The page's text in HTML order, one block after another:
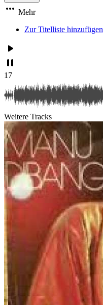
Mehr
Zur Titelliste hinzufügen
17
Weitere Tracks